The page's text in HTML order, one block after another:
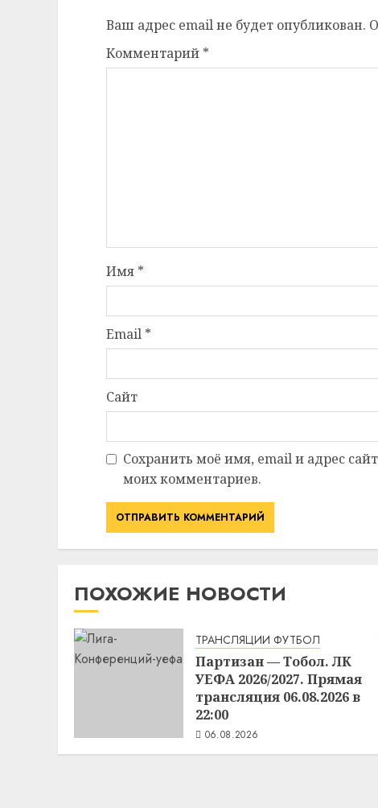
Ваш адрес email не будет опубликован.
Комментарий *
Имя *
Email *
Сайт
Сохранить моё имя, email и адрес
моих комментариев.
ПОХОЖИЕ НОВОСТИ
ТРАНСЛЯЦИИ ФУТБОЛ
Партизан — Тобол. ЛК
УЕФА 2026/2027. Прямая
трансляция 06.08.2026 в
22:00
06.08.2026